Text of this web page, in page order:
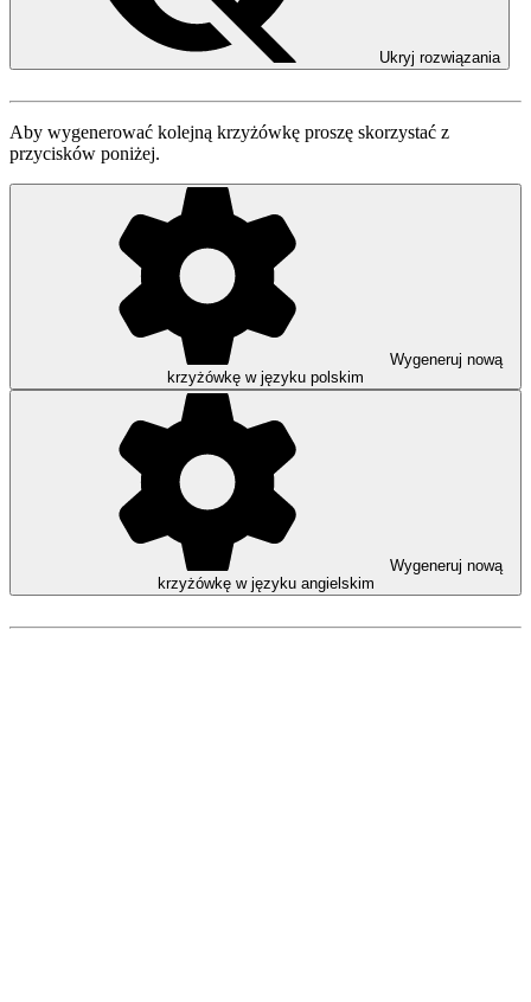
Ukryj rozwiązania
Aby wygenerować kolejną krzyżówkę proszę skorzystać z
przycisków poniżej.
Wygeneruj nową
krzyżówkę w języku polskim
Wygeneruj nową
krzyżówkę w języku angielskim